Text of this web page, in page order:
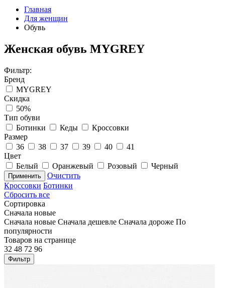
Главная
Для женщин
Обувь
Женская обувь MYGREY
Фильтр:
Бренд
MYGREY
Скидка
50%
Тип обуви
Ботинки
Кеды
Кроссовки
Размер
36
38 37 39 40
41
Цвет
Белый
Оранжевый Розовый Черный
Применить
Очистить
Кроссовки Ботинки
Сбросить все
Сортировка
Сначала новые
Сначала новые Сначала дешевле Сначала дороже По
популярности
Товаров на странице
32 48 72 96
Фильтр